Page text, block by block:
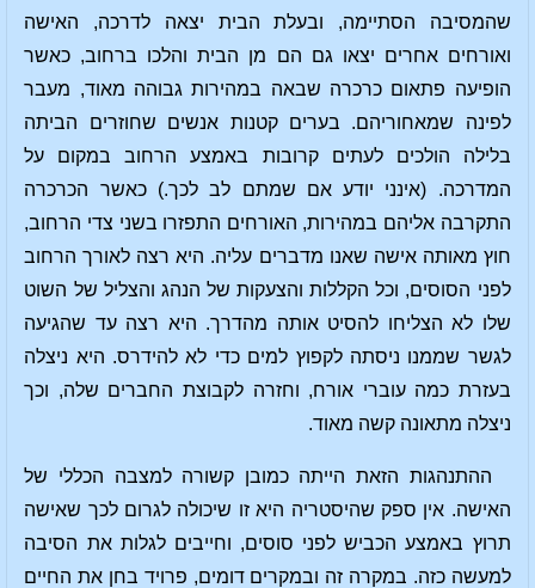
שהמסיבה הסתיימה, ובעלת הבית יצאה לדרכה, האישה
ואורחים אחרים יצאו גם הם מן הבית והלכו ברחוב, כאשר
הופיעה פתאום כרכרה שבאה במהירות גבוהה מאוד, מעבר
לפינה שמאחוריהם. בערים קטנות אנשים שחוזרים הביתה
בלילה הולכים לעתים קרובות באמצע הרחוב במקום על
המדרכה. (אינני יודע אם שמתם לב לכך.) כאשר הכרכרה
התקרבה אליהם במהירות, האורחים התפזרו בשני צדי הרחוב,
חוץ מאותה אישה שאנו מדברים עליה. היא רצה לאורך הרחוב
לפני הסוסים, וכל הקללות והצעקות של הנהג והצליל של השוט
שלו לא הצליחו להסיט אותה מהדרך. היא רצה עד שהגיעה
לגשר שממנו ניסתה לקפוץ למים כדי לא להידרס. היא ניצלה
בעזרת כמה עוברי אורח, וחזרה לקבוצת החברים שלה, וכך
ניצלה מתאונה קשה מאוד.
ההתנהגות הזאת הייתה כמובן קשורה למצבה הכללי של
האישה. אין ספק שהיסטריה היא זו שיכולה לגרום לכך שאישה
תרוץ באמצע הכביש לפני סוסים, וחייבים לגלות את הסיבה
למעשה כזה. במקרה זה ובמקרים דומים, פרויד בחן את החיים